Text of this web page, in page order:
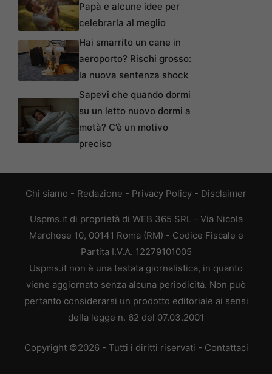
Papà e alcune idee per
celebrarla al meglio
Hai smarrito un cane in
aeroporto? Rischi grosso:
la nuova sentenza shock
Sapevi che quando dormi
su un letto nuovo dormi a
metà? C’è un motivo
preciso
Chi siamo - Redazione - Privacy Policy - Disclaimer
Uspms.it di proprietà di WEB 365 SRL - Via Nicola
Marchese 10, 00141 Roma (RM) - Codice Fiscale e
Partita I.V.A. 12279101005
Uspms.it non è una testata giornalistica, in quanto
viene aggiornato senza alcuna periodicità. Non può
pertanto considerarsi un prodotto editoriale ai sensi
della legge n. 62 del 07.03.2001
Copyright ©2026 - Tutti i diritti riservati - Contattaci